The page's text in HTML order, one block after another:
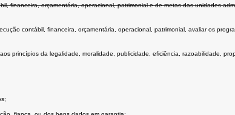
orçamentária, operacional, patrimonial e de metas das unidades
contábil, financeira, orçamentária, operacional, patrimonial, avaliar os
princípios da legalidade, moralidade, publicidade, eficiência, razoabilidade,